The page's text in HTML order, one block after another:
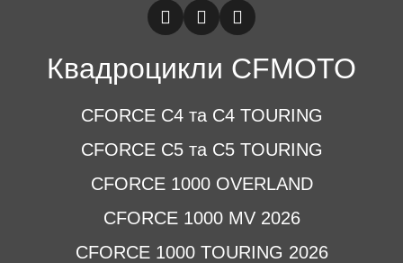
Квадроцикли CFMOTO
CFORCE C4 та C4 TOURING
CFORCE C5 та C5 TOURING
CFORCE 1000 OVERLAND
CFORCE 1000 MV 2026
CFORCE 1000 TOURING 2026